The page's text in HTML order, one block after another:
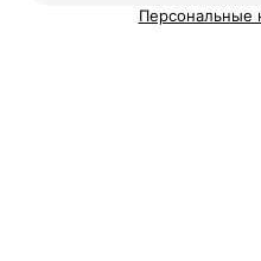
Пользовательское
Персональные